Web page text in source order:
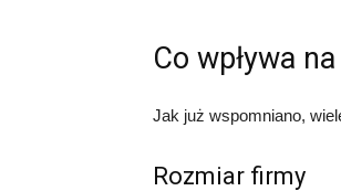
Co wpływa
Jak już wspomniano,
Rozmiar firmy